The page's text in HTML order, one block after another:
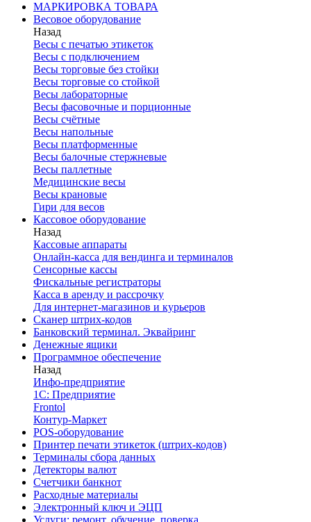
МАРКИРОВКА ТОВАРА
Весовое оборудование
Назад
Весы с печатью этикеток
Весы с подключением
Весы торговые без стойки
Весы торговые со стойкой
Весы лабораторные
Весы фасовочные и порционные
Весы счётные
Весы напольные
Весы платформенные
Весы балочные стержневые
Весы паллетные
Медицинские весы
Весы крановые
Гири для весов
Кассовое оборудование
Назад
Кассовые аппараты
Онлайн-касса для вендинга и терминалов
Сенсорные кассы
Фискальные регистраторы
Касса в аренду и рассрочку
Для интернет-магазинов и курьеров
Сканер штрих-кодов
Банковский терминал. Эквайринг
Денежные ящики
Программное обеспечение
Назад
Инфо-предприятие
1С: Предприятие
Frontol
Контур-Маркет
POS-оборудование
Принтер печати этикеток (штрих-кодов)
Терминалы сбора данных
Детекторы валют
Счетчики банкнот
Расходные материалы
Электронный ключ и ЭЦП
Услуги: ремонт, обучение, поверка